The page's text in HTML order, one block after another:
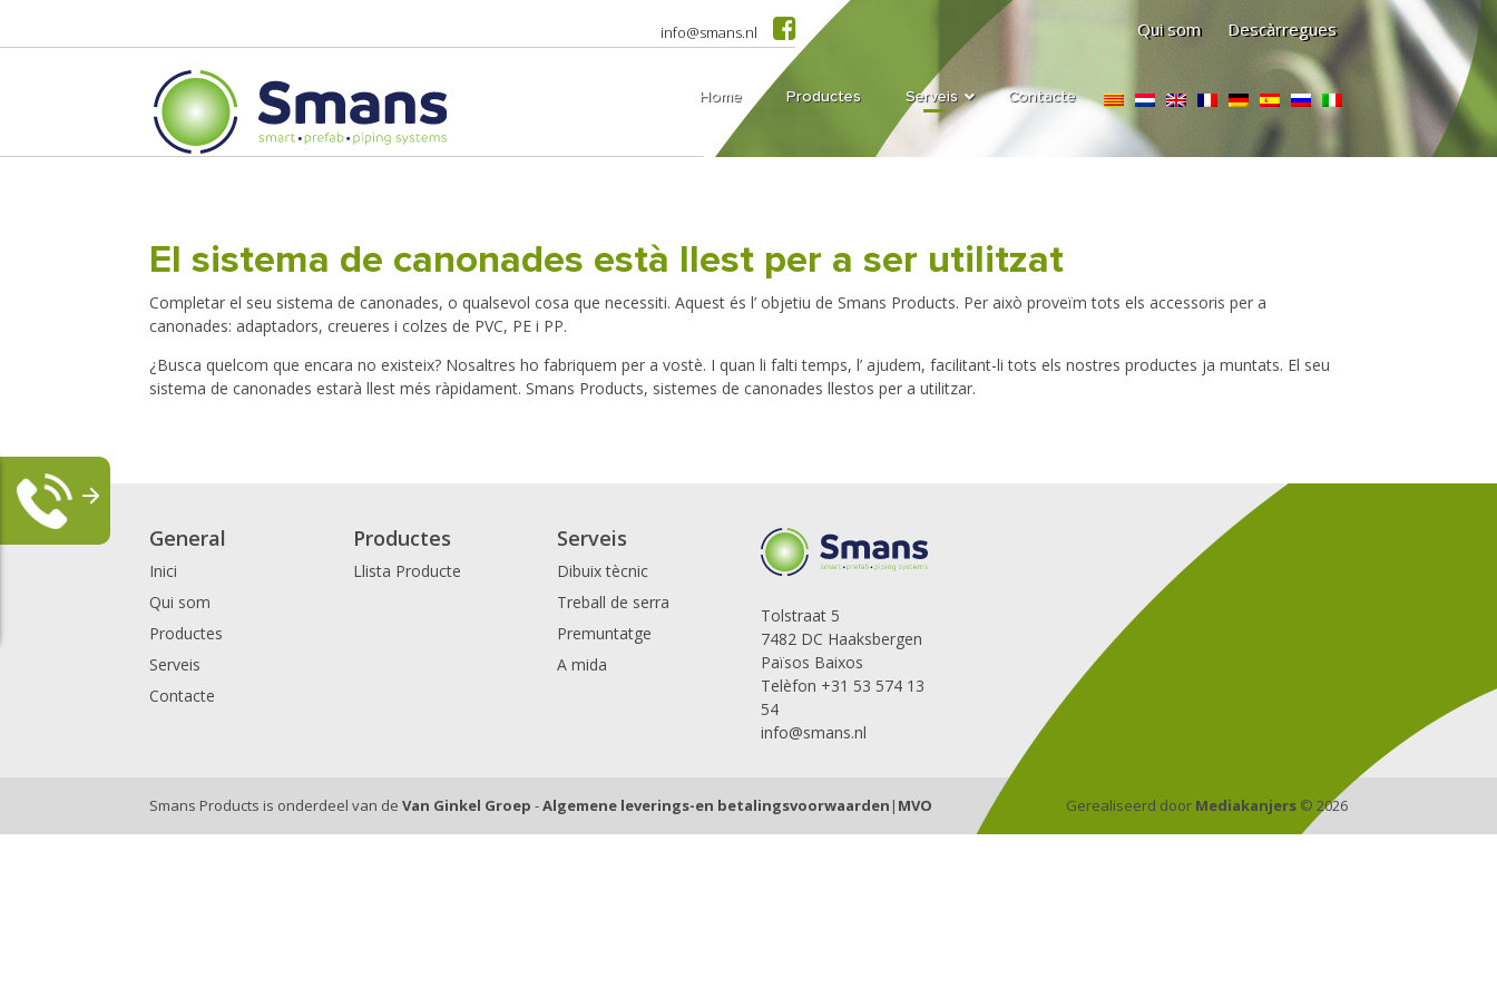
info@smans.nl Qui som Descàrregues
Home Productes Serveis Contacte
El sistema de canonades està llest per a ser utilitzat
Completar el seu sistema de canonades, o qualsevol cosa que necessiti. Aquest és l’ objetiu de Smans Products. Per això proveïm tots els accessoris per a
canonades: adaptadors, creueres i colzes de PVC, PE i PP.
¿Busca quelcom que encara no existeix? Nosaltres ho fabriquem per a vostè. I quan li falti temps, l’ ajudem, facilitant-li tots els nostres productes ja muntats. El seu
sistema de canonades estarà llest més ràpidament. Smans Products, sistemes de canonades llestos per a utilitzar.
General
Inici
Qui som
Productes
Serveis
Contacte
Productes
Llista Producte
Serveis
Dibuix tècnic
Treball de serra
Premuntatge
A mida
Tolstraat 5
7482 DC Haaksbergen
Països Baixos
Telèfon +31 53 574 13
54
info@smans.nl
Smans Products is onderdeel van deVan Ginkel Groep -Algemene leverings-en betalingsvoorwaarden | MVO Gerealiseerd door Mediakanjers© 2026